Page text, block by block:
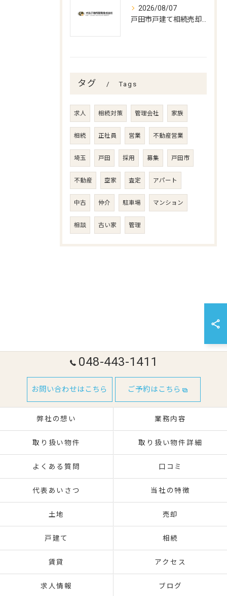
2026/08/07
タグ Tags
求人 相続対策 管理会社 家族
相続 正社員 営業 不動産営業
埼玉 戸田 採用 募集 戸田市
不動産 空家 査定 アパート
中古 仲介 駐車場 マンション
相談 古い家 管理
048-443-1411
お問い合わせはこちら ご予約はこちら
弊社の想い 業務内容
取り扱い物件 取り扱い物件詳細
よくある質問 口コミ
代表あいさつ 当社の特徴
土地 売却
戸建て 相続
賃貸 アクセス
求人情報 ブログ